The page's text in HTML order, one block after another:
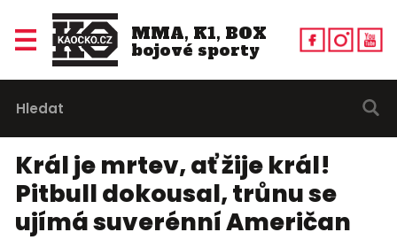
MMA, K1, BOX
bojové sporty
Král je mrtev, ať žije král!
Pitbull dokousal, trůnu se
ujímá suverénní Američan